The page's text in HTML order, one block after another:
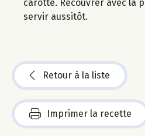
carotte. Recouvrer avec la
servir aussitôt.
Retour à la liste
Imprimer la recette